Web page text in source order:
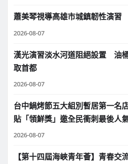
蕭美琴視導高雄市城鎮韌性演習
2026-08-07
漢光演習淡水河道阻絕設置 油
取首都
2026-08-07
台中鍋烤節五大組別暫居第一
貼「領鮮獎」邀全民衝刺最後人
2026-08-07
【第十四屆海峽青年薈】青春交